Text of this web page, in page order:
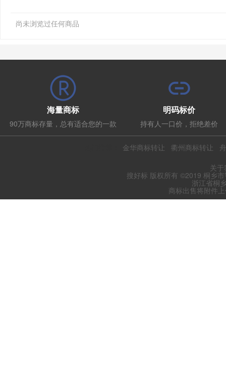
尚未浏览过任何商品
海量商标
90万商标存量，总有适合您的一款
明码标价
持有人一口价，拒绝差价
金华商标转让 衢州商标转让
关
搜好标 版权所有 ©2019 桐乡
浙江省桐
商标出售将附件